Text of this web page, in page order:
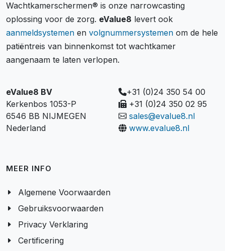
Wachtkamerschermen® is onze narrowcasting
oplossing voor de zorg. eValue8 levert ook
aanmeldsystemen en volgnummersystemen om de hele
patiëntreis van binnenkomst tot wachtkamer
aangenaam te laten verlopen.
eValue8 BV
Kerkenbos 1053-P
6546 BB NIJMEGEN
Nederland
+31 (0)24 350 54 00
+31 (0)24 350 02 95
sales@evalue8.nl
www.evalue8.nl
MEER INFO
Algemene Voorwaarden
Gebruiksvoorwaarden
Privacy Verklaring
Certificering